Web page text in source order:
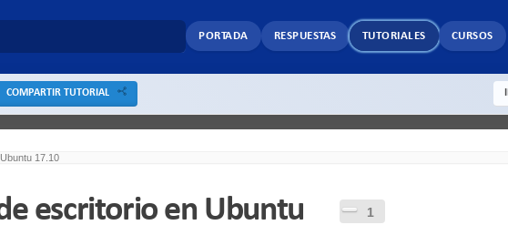
PORTADA RESPUESTAS TUTORIALES CURSOS
COMPARTIR TUTORIAL
17.10
1
escritorio en Ubuntu